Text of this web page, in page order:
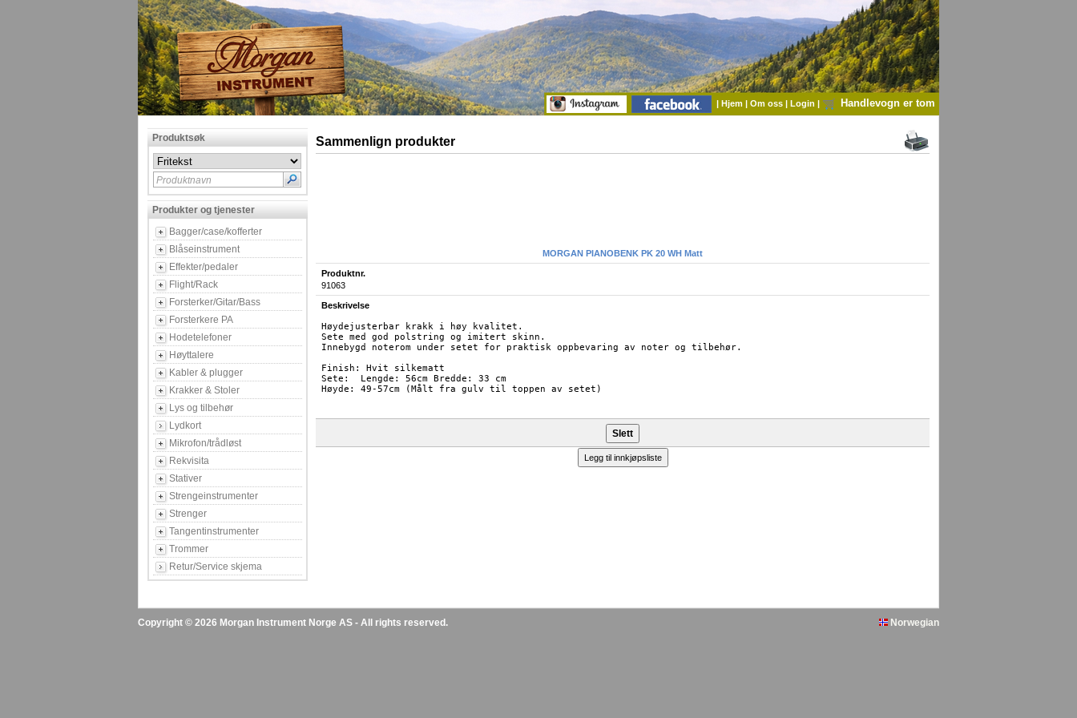
| Hjem | Om oss | Login | Handlevogn er tom
Produktsøk
Produktnavn
Produkter og tjenester
Bagger/case/kofferter
Blåseinstrument
Effekter/pedaler
Flight/Rack
Forsterker/Gitar/Bass
Forsterkere PA
Hodetelefoner
Høyttalere
Kabler & plugger
Krakker & Stoler
Lys og tilbehør
Lydkort
Mikrofon/trådløst
Rekvisita
Stativer
Strengeinstrumenter
Strenger
Tangentinstrumenter
Trommer
Retur/Service skjema
Sammenlign produkter
MORGAN PIANOBENK PK 20 WH Matt
Produktnr.
91063
Beskrivelse
Høydejusterbar krakk i høy kvalitet.
Sete med god polstring og imitert skinn.
Innebygd noterom under setet for praktisk oppbevaring av noter og tilbehør.
Finish: Hvit silkematt
Sete:  Lengde: 56cm Bredde: 33 cm
Høyde: 49-57cm (Målt fra gulv til toppen av setet)
Copyright © 2026 Morgan Instrument Norge AS - All rights reserved. Norwegian